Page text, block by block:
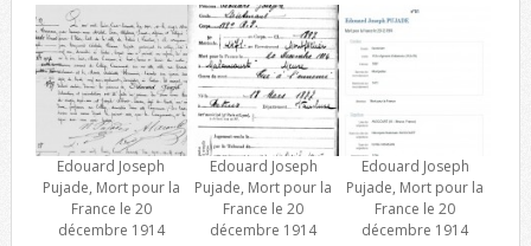
Edouard Joseph
Pujade, Mort pour la
France le 20
décembre 1914
Edouard Joseph
Pujade, Mort pour la
France le 20
décembre 1914
Edouard Joseph
Pujade, Mort pour la
France le 20
décembre 1914